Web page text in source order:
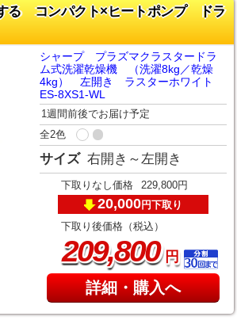
る コンパクト×ヒートポンプ ドラ
シャープ プラズマクラスタードラ
ム式洗濯乾燥機 （洗濯8kg／乾燥
4kg） 左開き ラスターホワイト
ES-8XS1-WL
1週間前後でお届け予定
全2色
サイズ 右開き～左開き
下取りなし価格 229,800円
20,000円下取り
下取り後価格（税込）
209,800円
詳細・購入へ